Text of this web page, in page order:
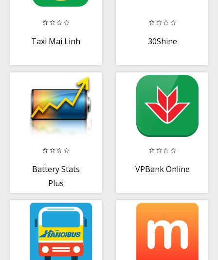
Taxi Mai Linh 30Shine
Battery Stats
Plus
VPBank Online